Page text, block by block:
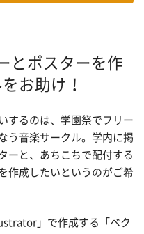
とポスターを作
お助け！
するのは、学園祭でフリー
う音楽サークル。学内に掲
ーと、あちこちで配付する
作成したいというのがご希
」で作成する「ベク